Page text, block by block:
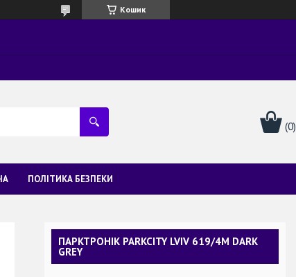
Кошик
ПОЛІТИКА БЕЗПЕКИ
ПАРКТРОНІК PARKCITY LVIV 619/4M DARK
GREY